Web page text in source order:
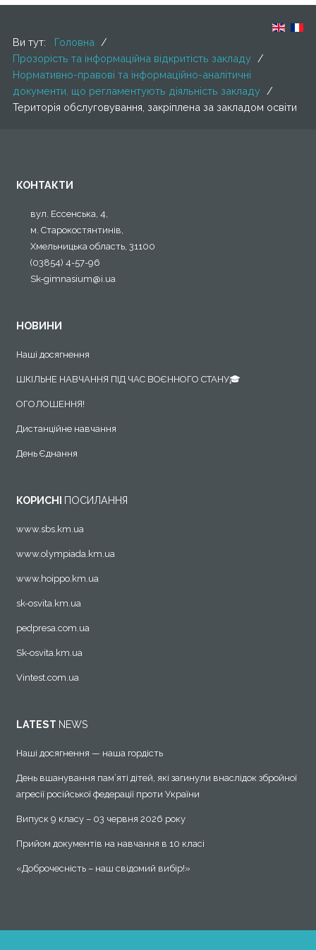
Ви тут: Головна
/
Прозорість та інформаційна відкритість закладу /
Нормативно-правові та інформаційно-аналітичні
документи, що регламентують діяльність закладу /
Територія обслуговування, закріплена за закладом освіти
КОНТАКТИ
вул. Ессенська, 4,
м. Старокостянтинів,
Хмельницька область, 31100
(03854) 4-57-96
Sk-gimnasium@i.ua
НОВИНИ
Наші досягнення
ШКІЛЬНЕ НАВЧАННЯ ПІД ЧАС ВОЄННОГО СТАНУ🎓
ОГОЛОШЕННЯ!
Дистанційне навчання
День Єднання
КОРИСНІ ПОСИЛАННЯ
www.sbs.km.ua
www.olympiada.km.ua
www.hoippo.km.ua
sk-osvita.km.ua
pedpresa.com.ua
Sk-osvita.km.ua
Vintest.com.ua
LATEST NEWS
Наші досягнення — наша гордість
День вшанування пам’яті дітей, які загинули внаслідок збройної
агресії російської федерації проти України
Випуск 9 класу – 03 червня 2026 року
Прийом документів на навчання в 10 класі
«Доброчесність – наш свідомий вибір!»